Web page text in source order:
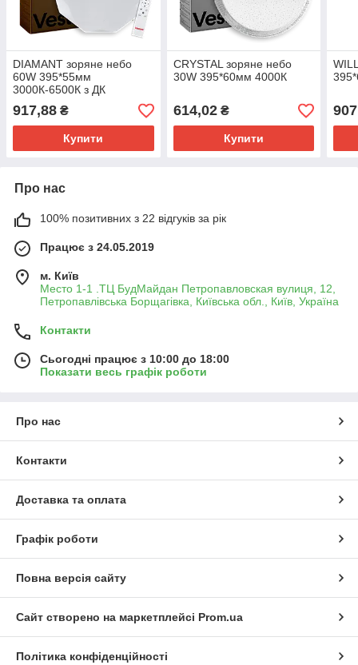
DIAMANT зоряне небо
60W 395*55мм
3000К-6500К з ДК
917,88 ₴
Купити
CRYSTAL зоряне небо
30W 395*60мм 4000К
614,02₴
Купити
Про нас
100% позитивних з 22 відгуків за рік
Працює з 24.05.2019
м. Київ
Место 1-1 .ТЦ БудМайдан Петропавловская вулиця, 12,
Петропавлівська Борщагівка, Київська обл., Київ, Україна
Контакти
Сьогодні працює з 10:00 до 18:00
Показати весь графік роботи
Про нас
Контакти
Доставка та оплата
Графік роботи
Повна версія сайту
Сайт створено на маркетплейсі Prom.ua
Політика конфіденційності